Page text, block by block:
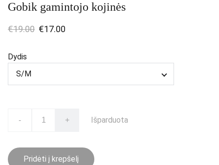
Gobik gamintojo kojinės
€19.00 €17.00
Dydis
- + Išparduota
Pridėti į krepšelį